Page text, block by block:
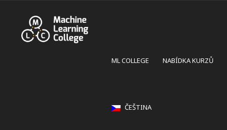
ML COLLEGE NABÍDKA KURZŮ
ČEŠTINA